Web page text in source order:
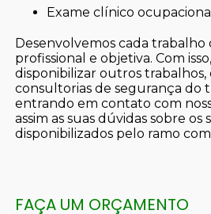
exame clínico ocupacional
Desenvolvemos cada
profissional e objetiva. Com
disponibilizar outros
consultorias de segurança do
entrando em contato com
assim as suas dúvidas sobre
disponibilizados pelo ramo
FAÇA UM ORÇAMENTO